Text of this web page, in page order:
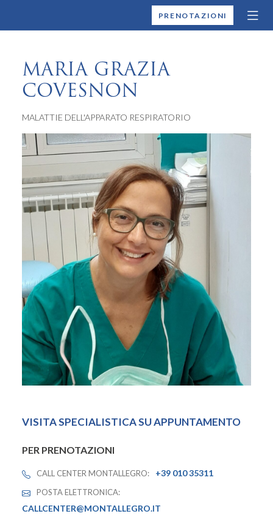
MONTALLEGROPRENOTAZIONI
MARIA GRAZIA
COVESNON
MALATTIE DELL'APPARATO RESPIRATORIO
VISITA SPECIALISTICA SU APPUNTAMENTO
PER PRENOTAZIONI
CALL CENTER MONTALLEGRO: +39 010 35311
POSTA ELETTRONICA:
CALLCENTER@MONTALLEGRO.IT